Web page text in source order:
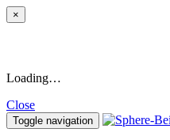
×
Loading…
Close
Toggle navigation